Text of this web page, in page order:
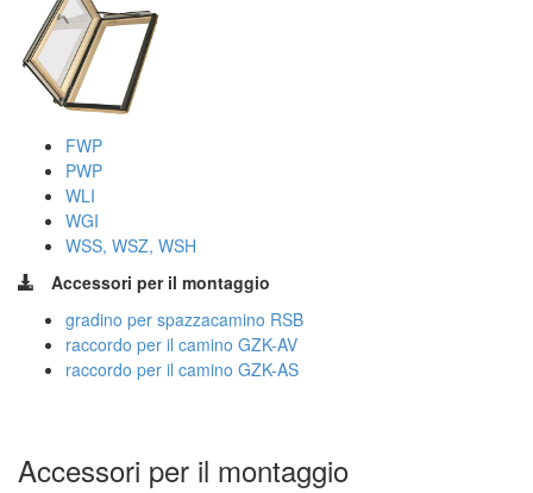
FWP
PWP
WLI
WGI
WSS, WSZ, WSH
Accessori per il montaggio
gradino per spazzacamino RSB
raccordo per il camino GZK-AV
raccordo per il camino GZK-AS
Accessori per il montaggio